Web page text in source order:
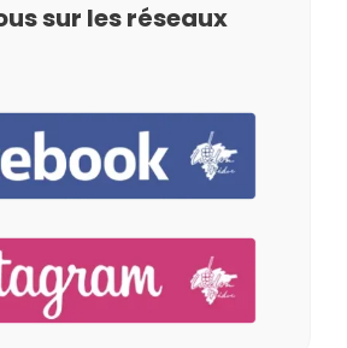
sur les réseaux